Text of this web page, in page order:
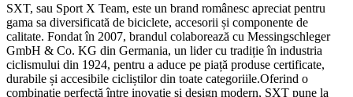
SXT, sau Sport X Team, este un brand românesc apreciat pentru
gama sa diversificată de biciclete, accesorii și componente de
calitate. Fondat în 2007, brandul colaborează cu Messingschleger
GmbH & Co. KG din Germania, un lider cu tradiție în industria
ciclismului din 1924, pentru a aduce pe piață produse certificate,
durabile și accesibile cicliștilor din toate categoriile.Oferind o
combinație perfectă între inovație și design modern, SXT pune la